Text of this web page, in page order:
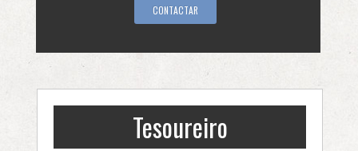
CONTACTAR
Tesoureiro